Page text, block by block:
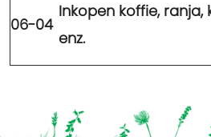
06-04
Inkopen koffie, ranja,
enz.